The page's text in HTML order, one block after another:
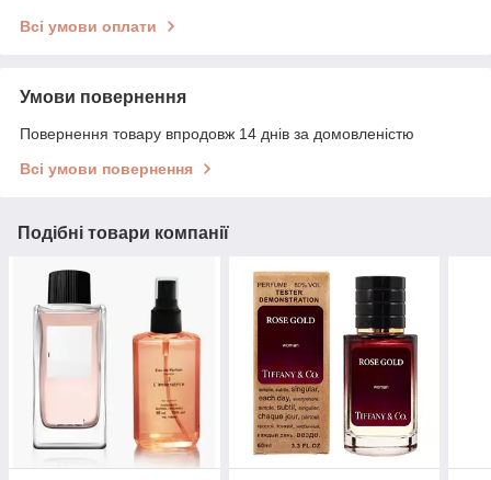
Всі умови оплати
Умови повернення
Повернення товару впродовж 14 днів за домовленістю
Всі умови повернення
Подібні товари компанії